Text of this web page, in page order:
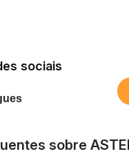
sociais
sobre